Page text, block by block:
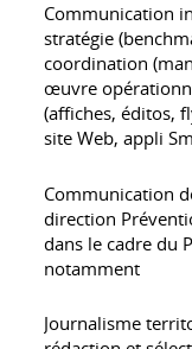
Communication
stratégie
coordination
œuvre
(affiches, éditos,
site Web, appli
Communication
direction
dans le cadre du
notamment
Journalisme